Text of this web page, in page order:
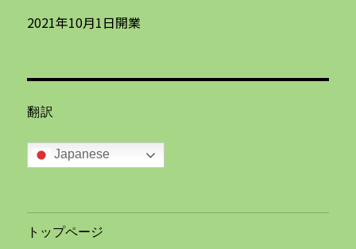
2021年10月1日開業
翻訳
Japanese
トップページ